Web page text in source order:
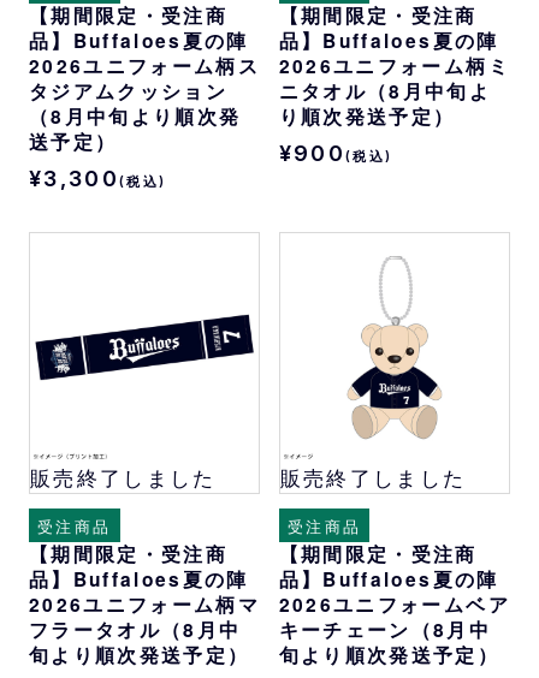
【期間限定・受注商
品】Buffaloes夏の陣
2026ユニフォーム柄ス
タジアムクッション
（8月中旬より順次発
送予定）
¥3,300 (税込)
【期間限定・受注商
品】Buffaloes夏の陣
2026ユニフォーム柄ミ
ニタオル（8月中旬よ
り順次発送予定）
¥900(税込)
販売終了しました
受注商品
【期間限定・受注商
品】Buffaloes夏の陣
2026ユニフォーム柄マ
フラータオル（8月中
旬より順次発送予定）
販売終了しました
受注商品
【期間限定・受注商
品】Buffaloes夏の陣
2026ユニフォームベア
キーチェーン（8月中
旬より順次発送予定）